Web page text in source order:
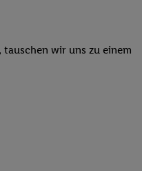
wir uns zu einem